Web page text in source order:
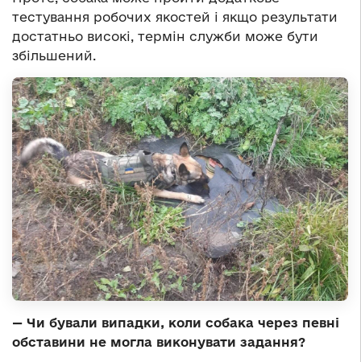
тестування робочих якостей і якщо результати
достатньо високі, термін служби може бути
збільшений.
— Чи бували випадки, коли собака через певні
обставини не могла виконувати задання?